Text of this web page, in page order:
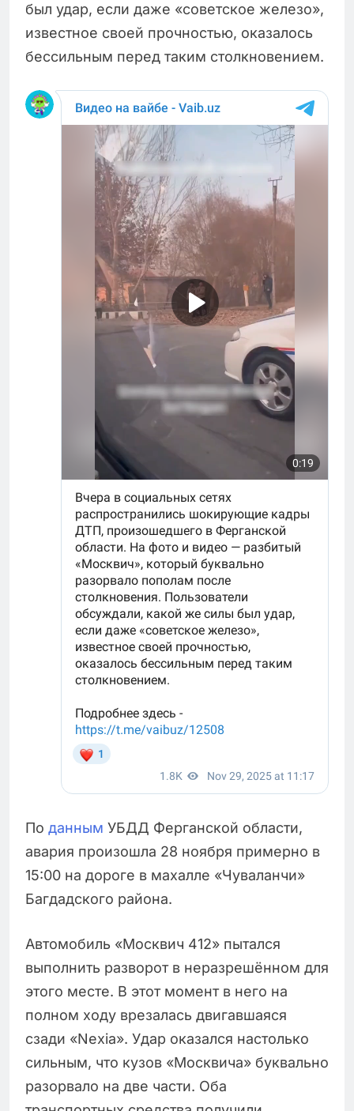
был удар, если даже «советское железо»,
известное своей прочностью, оказалось
бессильным перед таким столкновением.
По данным УБДД Ферганской области,
авария произошла 28 ноября примерно в
15:00 на дороге в махалле «Чуваланчи»
Багдадского района.
Автомобиль «Москвич 412» пытался
выполнить разворот в неразрешённом для
этого месте. В этот момент в него на
полном ходу врезалась двигавшаяся
сзади «Nexia». Удар оказался настолько
сильным, что кузов «Москвича» буквально
разорвало на две части. Оба